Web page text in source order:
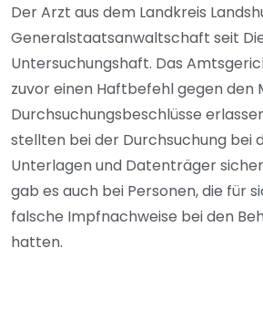
Der Arzt aus dem Landkreis
Generalstaatsanwaltschaft seit
Untersuchungshaft. Das
zuvor einen Haftbefehl gegen den
Durchsuchungsbeschlüsse
stellten bei der Durchsuchung bei
Unterlagen und Datenträger
gab es auch bei Personen, die für
falsche Impfnachweise bei den
hatten.